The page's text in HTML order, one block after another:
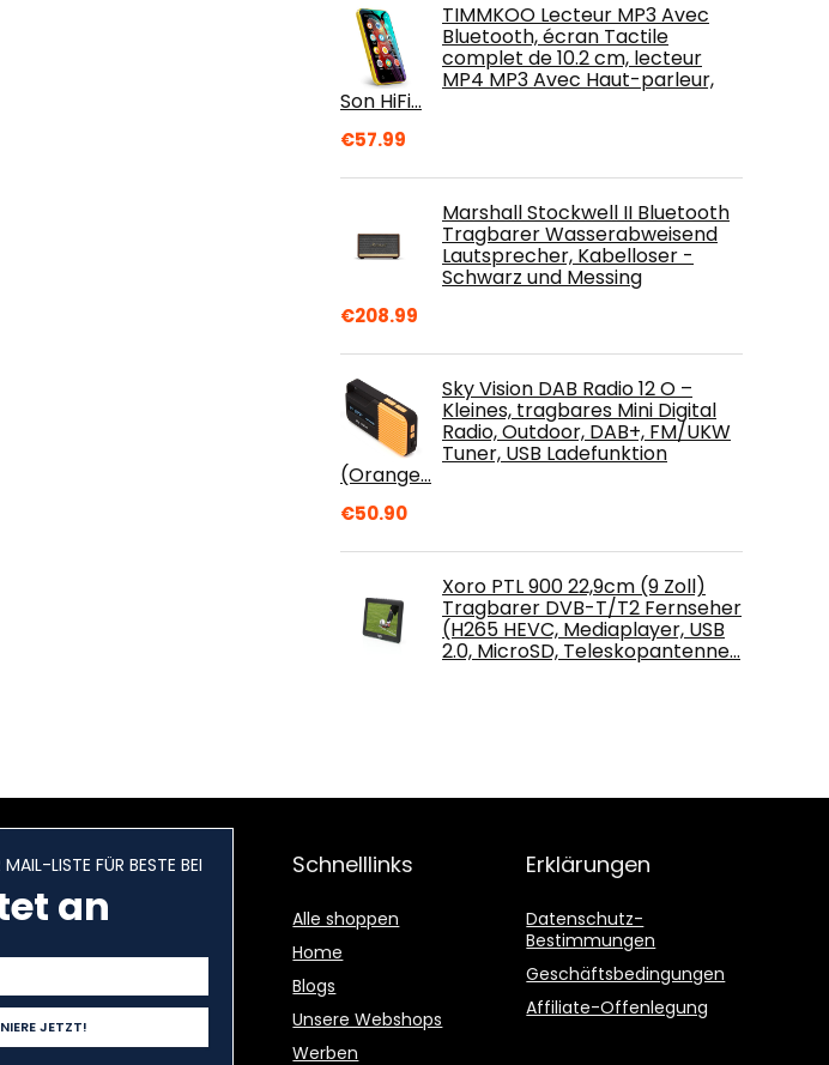
TIMMKOO Lecteur MP3 Avec
Bluetooth, écran Tactile
complet de 10.2 cm, lecteur
MP4 MP3 Avec Haut-parleur,
Son HiFi…
€57.99
Marshall Stockwell II Bluetooth
Tragbarer Wasserabweisend
Lautsprecher, Kabelloser -
Schwarz und Messing
€208.99
Sky Vision DAB Radio 12 O –
Kleines, tragbares Mini Digital
Radio, Outdoor, DAB+, FM/UKW
Tuner, USB Ladefunktion
(Orange…
€50.90
Xoro PTL 900 22,9cm (9 Zoll)
Tragbarer DVB-T/T2 Fernseher
(H265 HEVC, Mediaplayer, USB
2.0, MicroSD, Teleskopantenne…
MAIL-LISTE FÜR BESTE BEI
an
Schnelllinks
Alle shoppen
Home
Blogs
Unsere Webshops
Werben
Erklärungen
Datenschutz-
Bestimmungen
Geschäftsbedingungen
Affiliate-Offenlegung